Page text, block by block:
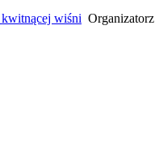
wiśni Organizatorz